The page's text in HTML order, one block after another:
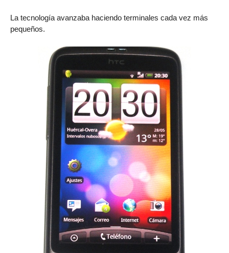
La tecnología avanzaba haciendo terminales cada vez más
pequeños.